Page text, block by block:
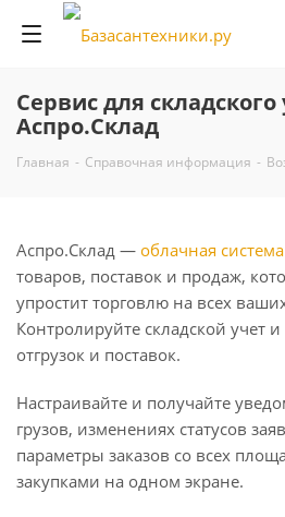
Сервис для складского
Аспро.Склад
Главная - Справочная информация -
Аспро.Склад — облачная
товаров, поставок и продаж,
упростит торговлю на всех
Контролируйте складской учет и
отгрузок и поставок.
Настраивайте и получайте
грузов, изменениях статусов
параметры заказов со всех
закупками на одном экране.